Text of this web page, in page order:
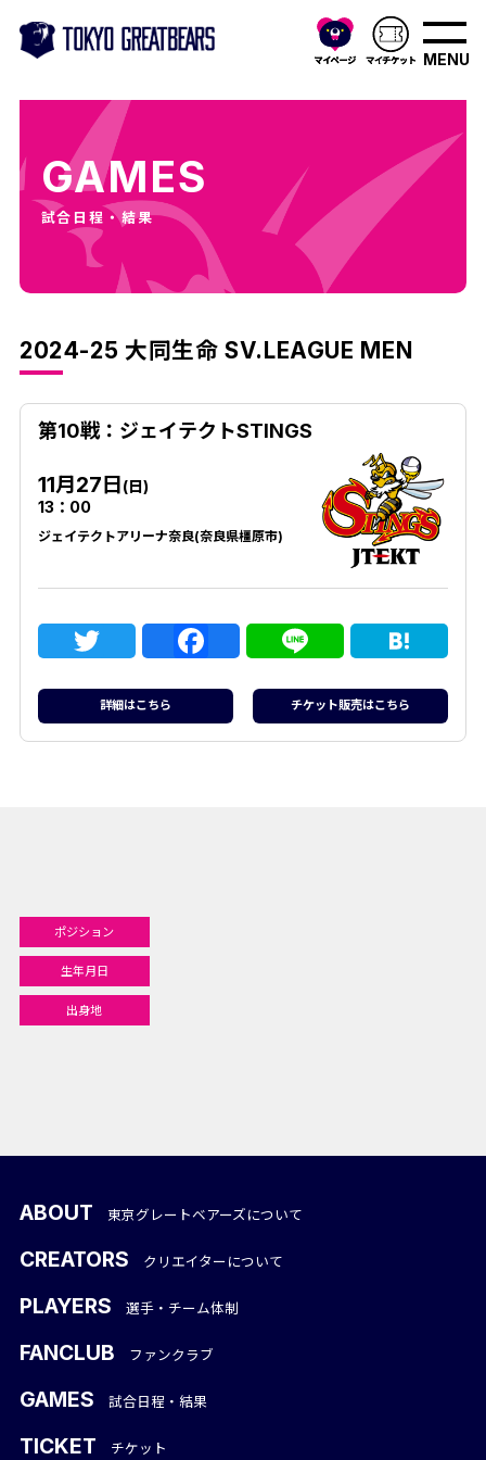
MENU
GAMES
試合日程・結果
2024-25 大同生命 SV.LEAGUE MEN
第10戦：ジェイテクトSTINGS
11月27日(日)
13：00
ジェイテクトアリーナ奈良(奈良県橿原市)
Twitter Facebook
Line
詳細はこちら チケット販売はこちら
ポジション
生年月日
出身地
ABOUT 東京グレートベアーズについて
CREATORS クリエイターについて
PLAYERS 選手・チーム体制
FANCLUB ファンクラブ
GAMES 試合日程・結果
TICKET チケット